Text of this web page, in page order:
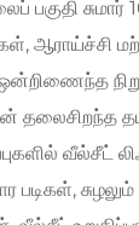
பகுதி சுமார்
ஆராய்ச்சி
தலைசிறந்த
வீல்சீட்
படிகள்,